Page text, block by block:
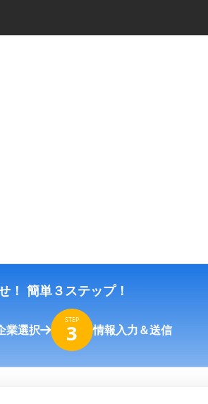
！ 簡単３ステップ！
業選択
STEP
3 情報入力＆送信